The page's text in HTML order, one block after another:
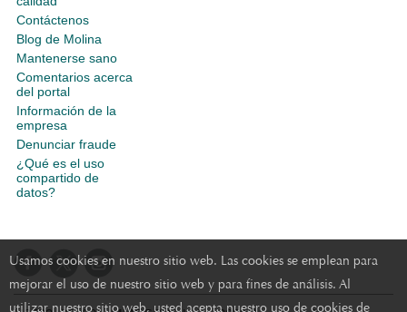
Usamos cookies en nuestro sitio web. Las cookies se emplean para
mejorar el uso de nuestro sitio web y para fines de análisis. Al
utilizar nuestro sitio web, usted acepta nuestro uso de cookies de
Contáctenos
Blog de Molina
Mantenerse sano
Comentarios acerca
del portal
Información de la
empresa
Denunciar fraude
¿Qué es el uso
compartido de
datos?